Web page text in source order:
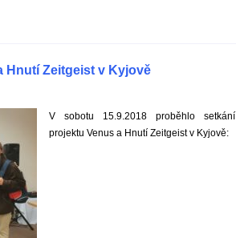
Hnutí Zeitgeist v Kyjově
V sobotu 15.9.2018 proběhlo
projektu Venus a Hnutí Zeitgeist v Kyjově: